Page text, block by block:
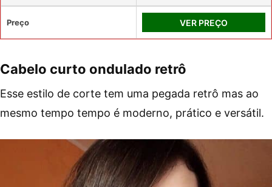
Preço VER PREÇO
Cabelo curto ondulado retrô
Esse estilo de corte tem uma pegada retrô mas ao
mesmo tempo tempo é moderno, prático e versátil.